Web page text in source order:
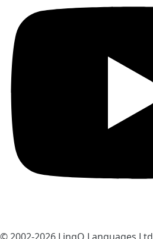
© 2002-2026 LingQ Languages Ltd.